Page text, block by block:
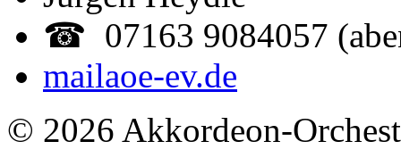
☎ 07163 9084057
mailaoe-ev.de
© 2026 Akkordeon-